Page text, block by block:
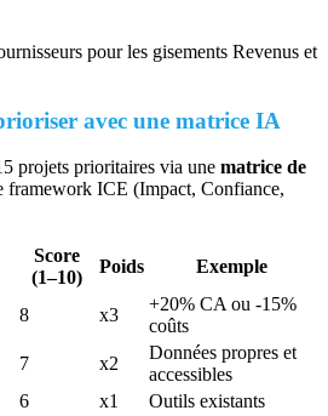
pour les gisements Revenus et
avec une matrice IA
projets prioritaires via une matrice de
framework ICE (Impact, Confiance,
Score
(1–10)
Poids
Exemple
8 x3
+20% CA ou -15%
coûts
7 x2
Données propres et
accessibles
6 x1
Outils existants